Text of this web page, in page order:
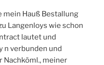
mein Hauß Bestallung
Langenloys wie schon
lautet und
n verbunden und
Nachköml., meiner